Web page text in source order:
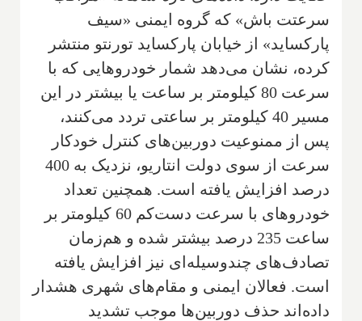
سرعتت باش» که گروه ایمنی «سیف
پارکساید» از خیابان پارکساید تورنتو منتشر
کرده، نشان می‌دهد شمار خودروهایی که با
سرعت 80 کیلومتر بر ساعت یا بیشتر در این
مسیر 40 کیلومتر بر ساعتی تردد می‌کنند،
پس از ممنوعیت دوربین‌های کنترل خودکار
سرعت از سوی دولت انتاریو، نزدیک به 400
درصد افزایش یافته است. همچنین تعداد
خودروهای با سرعت دست‌کم 60 کیلومتر بر
ساعت 235 درصد بیشتر شده و هم‌زمان
تصادف‌های چندوسیله‌ای نیز افزایش یافته
است. فعالان ایمنی و مقام‌های شهری هشدار
داده‌اند حذف دوربین‌ها موجب تشدید